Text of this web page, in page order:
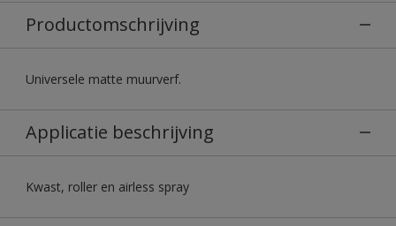
Productomschrijving
Universele matte muurverf.
Applicatie beschrijving
Kwast, roller en airless spray